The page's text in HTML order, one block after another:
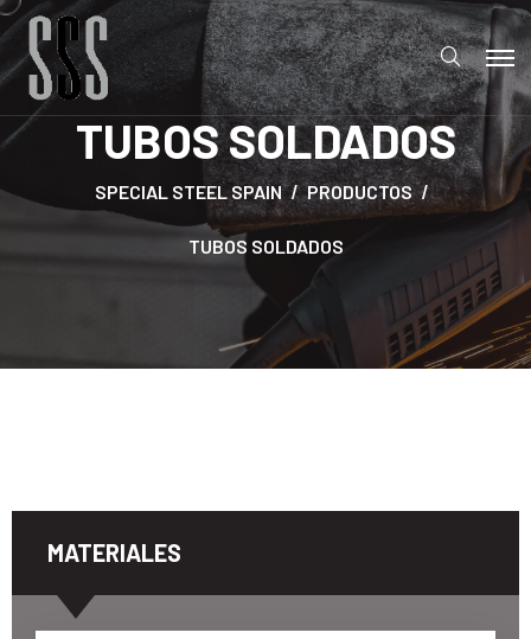
TUBOS SOLDADOS
SPECIAL STEEL SPAIN PRODUCTOS
TUBOS SOLDADOS
MATERIALES